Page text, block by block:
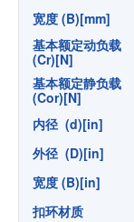
宽度 (B)[mm]
基本额定动负载
(Cr)[N]
基本额定静负载
(Cor)[N]
内径 (d)[in]
外径 (D)[in]
宽度 (B)[in]
扣环材质